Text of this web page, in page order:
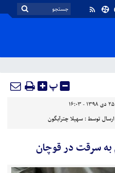
پ
۲۵ دی ۱۳۹۸ - ۱۶:۰۳
ارسال توسط :سهیلا چترآبگون